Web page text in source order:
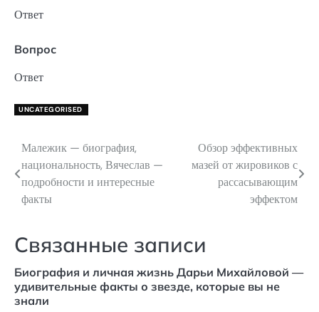
Ответ
Вопрос
Ответ
UNCATEGORISED
Навигация
по
записям
Малежик — биография,
национальность, Вячеслав —
подробности и интересные
факты
Обзор эффективных
мазей от жировиков с
рассасывающим
эффектом
Связанные записи
Биография и личная жизнь Дарьи Михайловой —
удивительные факты о звезде, которые вы не
знали